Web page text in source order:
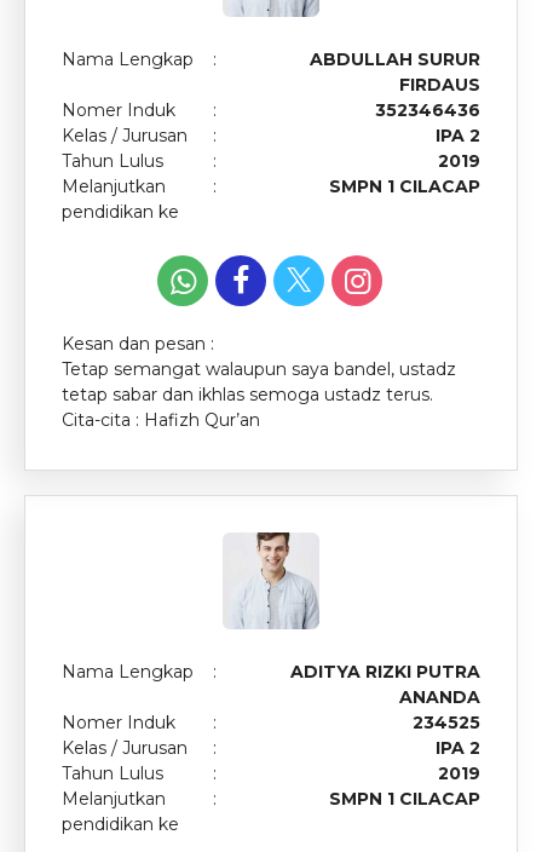
Nama Lengkap :
ABDULLAH SURUR
FIRDAUS
Nomer Induk
:
352346436
Kelas / Jurusan
:
IPA 2
Tahun Lulus
:
2019
Melanjutkan
pendidikan ke
: SMPN 1 CILACAP
Kesan dan pesan :
Tetap semangat walaupun saya bandel, ustadz
tetap sabar dan ikhlas semoga ustadz terus.
Cita-cita : Hafizh Qur’an
Nama Lengkap :
ADITYA RIZKI PUTRA
ANANDA
Nomer Induk
:
234525
Kelas / Jurusan
:
IPA 2
Tahun Lulus
:
2019
Melanjutkan
pendidikan ke
: SMPN 1 CILACAP